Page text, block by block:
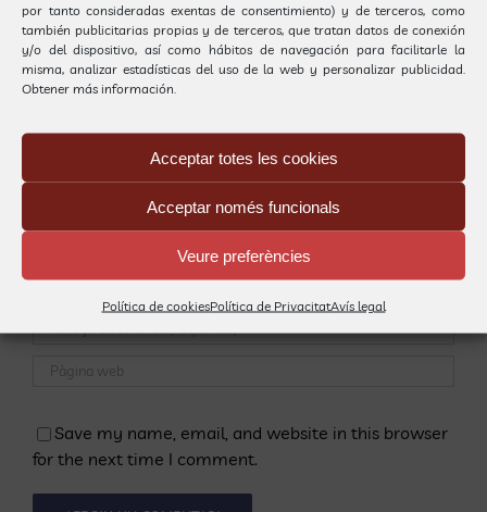
por tanto consideradas exentas de consentimiento) y de terceros, como
también publicitarias propias y de terceros, que tratan datos de conexión
y/o del dispositivo, así como hábitos de navegación para facilitarle la
misma, analizar estadísticas del uso de la web y personalizar publicidad.
Obtener más información.
Acceptar totes les cookies
Acceptar només funcionals
Veure preferències
Política de cookiesPolítica de PrivacitatAvís legal
Deixeu un comentari
Save my name, email, and website in this browser
for the next time I comment.